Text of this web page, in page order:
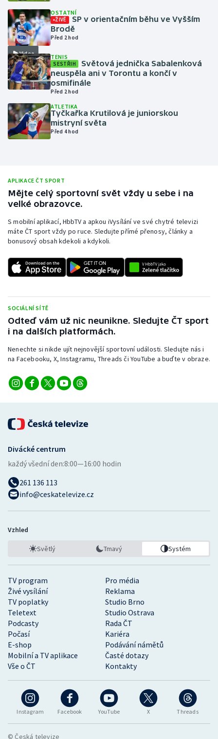
Lyže a snowboard
Moderní pětiboj
Motorsport
Parasport
Ragby
Rychlobruslení
Rychlostní kanoistika
Short track
Stolní tenis
Triatlon
Veslování
Vodní slalom
Volejbal
Ostatní
Video
OSTATNÍ
ŽIVĚ
SP v orientačním běhu ve Vyšším
Brodě
Před 2 hod
TENIS
SESTŘIH
Světová jednička Sabalenková
neuspěla ani v Torontu a končí v
osmifinále
Před 2 hod
ATLETIKA
Tyčkařka Krutilová je juniorskou
mistryní světa
Před 4 hod
APLIKACE ČT SPORT
Mějte celý sportovní svět vždy u sebe i na
velké obrazovce.
S mobilní aplikací, HbbTV a apkou iVysílání ve své chytré televizi
máte ČT sport vždy po ruce. Sledujte přímé přenosy, články a
bonusový obsah kdekoli a kdykoli.
SOCIÁLNÍ SÍTĚ
Odteď vám už nic neunikne. Sledujte ČT sport
i na dalších platformách.
Nenechte si nikde ujít nejnovější sportovní události. Sledujte nás i
na Facebooku, X, Instagramu, Threads či YouTube a buďte v obraze.
Instagram Facebook YouTube X Threads
TV program
Pro média
Živé vysílání
Reklama
TV poplatky
Studio Brno
Teletext
Studio Ostrava
Podcasty
Rada ČT
Počasí
Kariéra
E-shop
Podávání námětů
Mobilní a TV aplikace
Časté dotazy
Vše o ČT
Kontakty
Divácké centrum
každý všední den:8:00—16:00 hodin
261 136 113
info@ceskatelevize.cz
Vzhled
Světlý Tmavý Systém
© Česká televize